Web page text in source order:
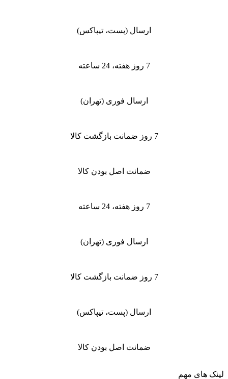
ارسال (پست، تیپاکس)
7 روز هفته، 24 ساعته
ارسال فوری (تهران)
7 روز ضمانت بازگشت کالا
ضمانت اصل بودن کالا
7 روز هفته، 24 ساعته
ارسال فوری (تهران)
7 روز ضمانت بازگشت کالا
ارسال (پست، تیپاکس)
ضمانت اصل بودن کالا
لینک های مهم